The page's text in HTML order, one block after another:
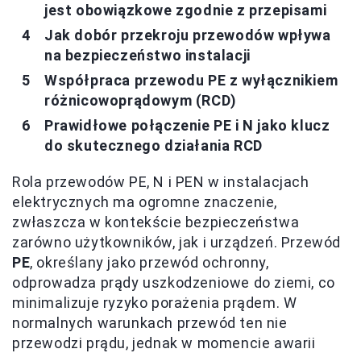
jest obowiązkowe zgodnie z przepisami
Jak dobór przekroju przewodów wpływa
na bezpieczeństwo instalacji
Współpraca przewodu PE z wyłącznikiem
różnicowoprądowym (RCD)
Prawidłowe połączenie PE i N jako klucz
do skutecznego działania RCD
Rola przewodów PE, N i PEN w instalacjach
elektrycznych ma ogromne znaczenie,
zwłaszcza w kontekście bezpieczeństwa
zarówno użytkowników, jak i urządzeń. Przewód
PE, określany jako przewód ochronny,
odprowadza prądy uszkodzeniowe do ziemi, co
minimalizuje ryzyko porażenia prądem. W
normalnych warunkach przewód ten nie
przewodzi prądu, jednak w momencie awarii